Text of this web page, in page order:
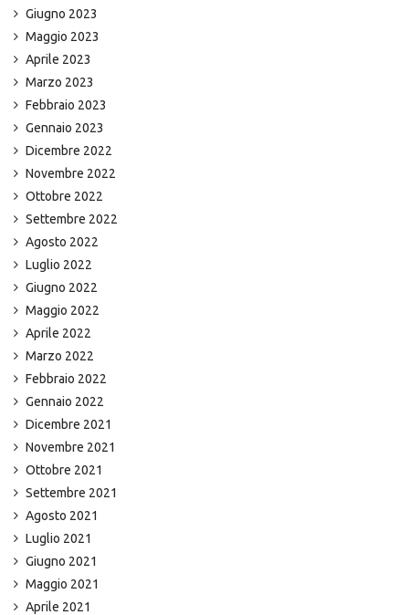
Giugno 2023
Maggio 2023
Aprile 2023
Marzo 2023
Febbraio 2023
Gennaio 2023
Dicembre 2022
Novembre 2022
Ottobre 2022
Settembre 2022
Agosto 2022
Luglio 2022
Giugno 2022
Maggio 2022
Aprile 2022
Marzo 2022
Febbraio 2022
Gennaio 2022
Dicembre 2021
Novembre 2021
Ottobre 2021
Settembre 2021
Agosto 2021
Luglio 2021
Giugno 2021
Maggio 2021
Aprile 2021